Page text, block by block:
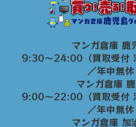
マンガ倉庫 鹿
9:30～24:00（買取受付
／年中無休
マンガ倉庫
9:00～22:00（買取受付
／年中無休
マンガ倉庫 加